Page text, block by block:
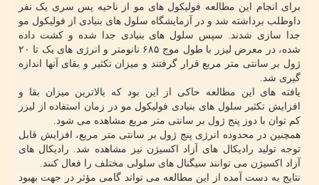
برای انجام این مطالعه فولیکول های مو از ناحیه پس سری یک نفر
داوطلب برداشته شد و در آزمایشگاه سلول های بنیادی از فولیکول مو
جدا سازی شدند. سپس سلول های بنیادی جدا شده و کشت داده
شده، در معرض لیزر با طول موج ۶۸۵ نانومتر و انرژی های یک تا ۲۰
ژول بر سانتی متر مربع قرار گرفتند و میزان تکثیر و بقای آنها اندازه
گیری شد.
یافته های این مطالعه حاکی از این بود که بالاترین میزان بقا و
افزایش تکثیر سلول های بنیادی فولیکول مو در زمان استفاده از لیزر
کم توان با دوز پنج ژول بر سانتی متر مربع مشاهده می شود.
همچنین در محدوده انرژی پنج ژول بر سانتی متر مربع، افزایش قابل
توجه تولید رادیکال های آزاد اکسیژن نیز مشاهده شد. رادیکال های
آزاد اکسیژن می توانند سیگنال های سلولی مختلف را فعال کنند.
نتایج به دست آمده از این مطالعه می تواند گامی مؤثر در جهت بهبود